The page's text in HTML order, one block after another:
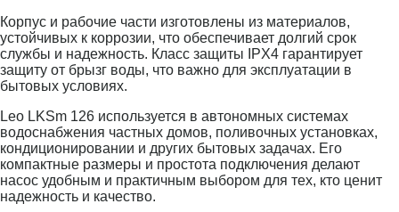
Корпус и рабочие части изготовлены из материалов,
устойчивых к коррозии, что обеспечивает долгий срок
службы и надежность. Класс защиты IPX4 гарантирует
защиту от брызг воды, что важно для эксплуатации в
бытовых условиях.
Leo LKSm 126 используется в автономных системах
водоснабжения частных домов, поливочных установках,
кондиционировании и других бытовых задачах. Его
компактные размеры и простота подключения делают
насос удобным и практичным выбором для тех, кто ценит
надежность и качество.